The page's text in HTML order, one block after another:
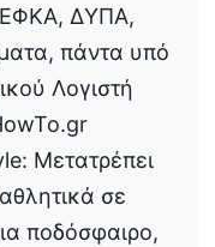
ΕΦΚΑ, ΔΥΠΑ,
πάντα υπό
Λογιστή
Μετατρέπει
σε
ποδόσφαιρο,